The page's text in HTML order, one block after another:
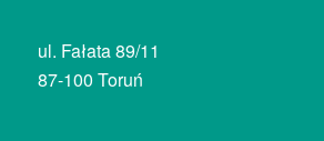
ul. Fałata 89/11
87-100 Toruń